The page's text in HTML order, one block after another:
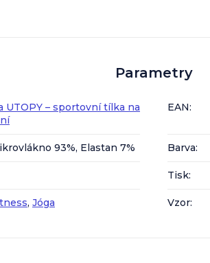
Parametry
UTOPY – sportovní tílka na
EAN:
93%, Elastan 7% Barva:
Tisk:
, Jóga Vzor: